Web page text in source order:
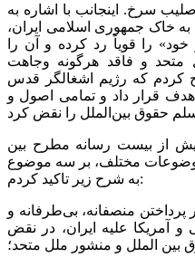
صلیب سرخ. اینجانب با اشاره به
به خاک جمهوری اسلامی ایران،
را قویاً رد کرده و آن را
و فاقد هرگونه وجاهت
کردم که رژیم اشغالگر قدس
هدف قرار داد و تمامی اصول و
از بیست رسانه مطرح بین
موضوعات مختلف، بر سه موضوع
به شرح زیر تاکید کردم:
منصفانه، بی‌طرفانه و
آمریکا علیه ایران، در نقض
بین الملل و منشور ملل متحد؛